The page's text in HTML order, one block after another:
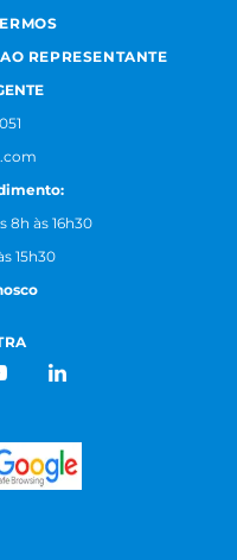
REPRESENTANTE
8h às 16h30
15h30